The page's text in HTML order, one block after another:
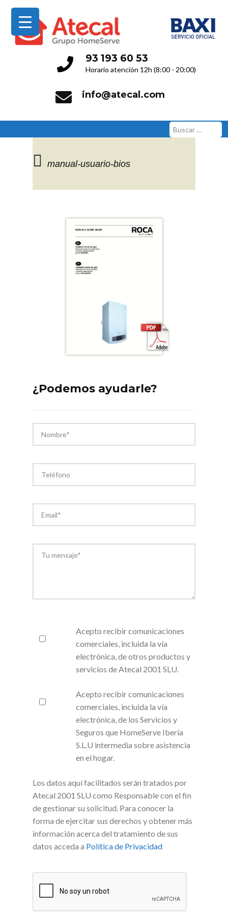
93 193 60 53
Horario atención 12h (8:00 - 20:00)
info@atecal.com
Buscar:
manual-usuario-bios
¿Podemos ayudarle?
Acepto recibir comunicaciones
comerciales, incluida la vía
electrónica, de otros productos y
servicios de Atecal 2001 SLU.
Acepto recibir comunicaciones
comerciales, incluida la vía
electrónica, de los Servicios y
Seguros que HomeServe Iberia
S.L.U intermedia sobre asistencia
en el hogar.
Los datos aquí facilitados serán tratados por
Atecal 2001 SLU como Responsable con el fin
de gestionar su solicitud. Para conocer la
forma de ejercitar sus derechos y obtener más
información acerca del tratamiento de sus
datos acceda a Política de Privacidad